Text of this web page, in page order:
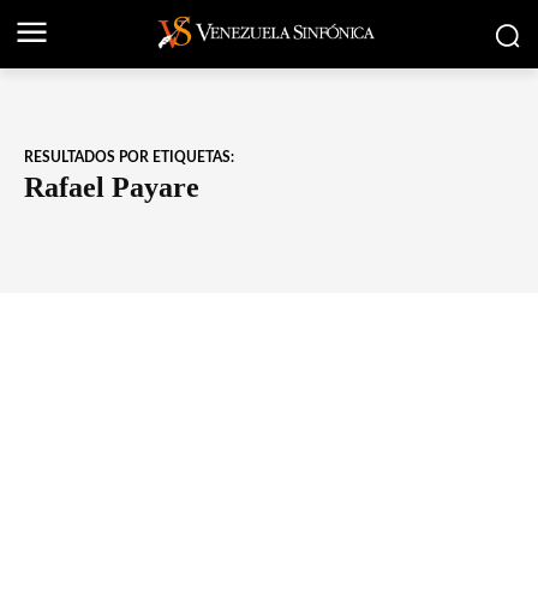
RESULTADOS POR ETIQUETAS:
Rafael Payare